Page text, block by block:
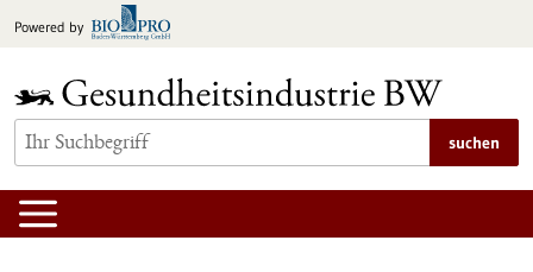
Inhalt
Powered by
suchen